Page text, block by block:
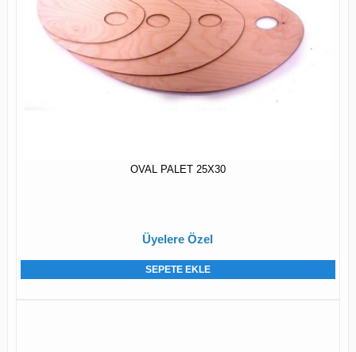
OVAL PALET 25X30
Üyelere Özel
SEPETE EKLE